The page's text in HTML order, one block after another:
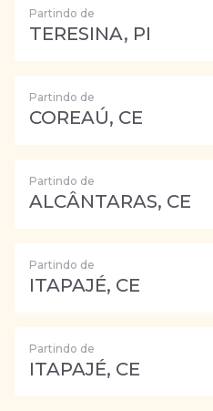
Partindo de
TERESINA, PI
Partindo de
COREAÚ, CE
Partindo de
ALCÂNTARAS, CE
Partindo de
ITAPAJÉ, CE
Partindo de
ITAPAJÉ, CE